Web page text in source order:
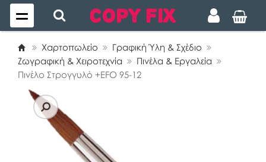
Χαρτοπωλείο
Γραφική Ύλη & Σχέδιο
Ζωγραφική & Χειροτεχνία
Πινέλα & Εργαλεία
Πινέλο Στρογγυλό +EFO 95-12